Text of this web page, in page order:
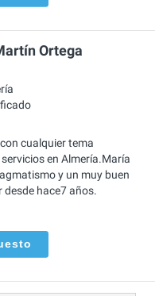
Ortega
cualquier tema
en Almería.María
y un muy buen
hace7 años.